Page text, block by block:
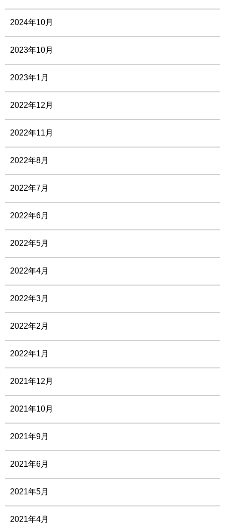
2024年10月
2023年10月
2023年1月
2022年12月
2022年11月
2022年8月
2022年7月
2022年6月
2022年5月
2022年4月
2022年3月
2022年2月
2022年1月
2021年12月
2021年10月
2021年9月
2021年6月
2021年5月
2021年4月